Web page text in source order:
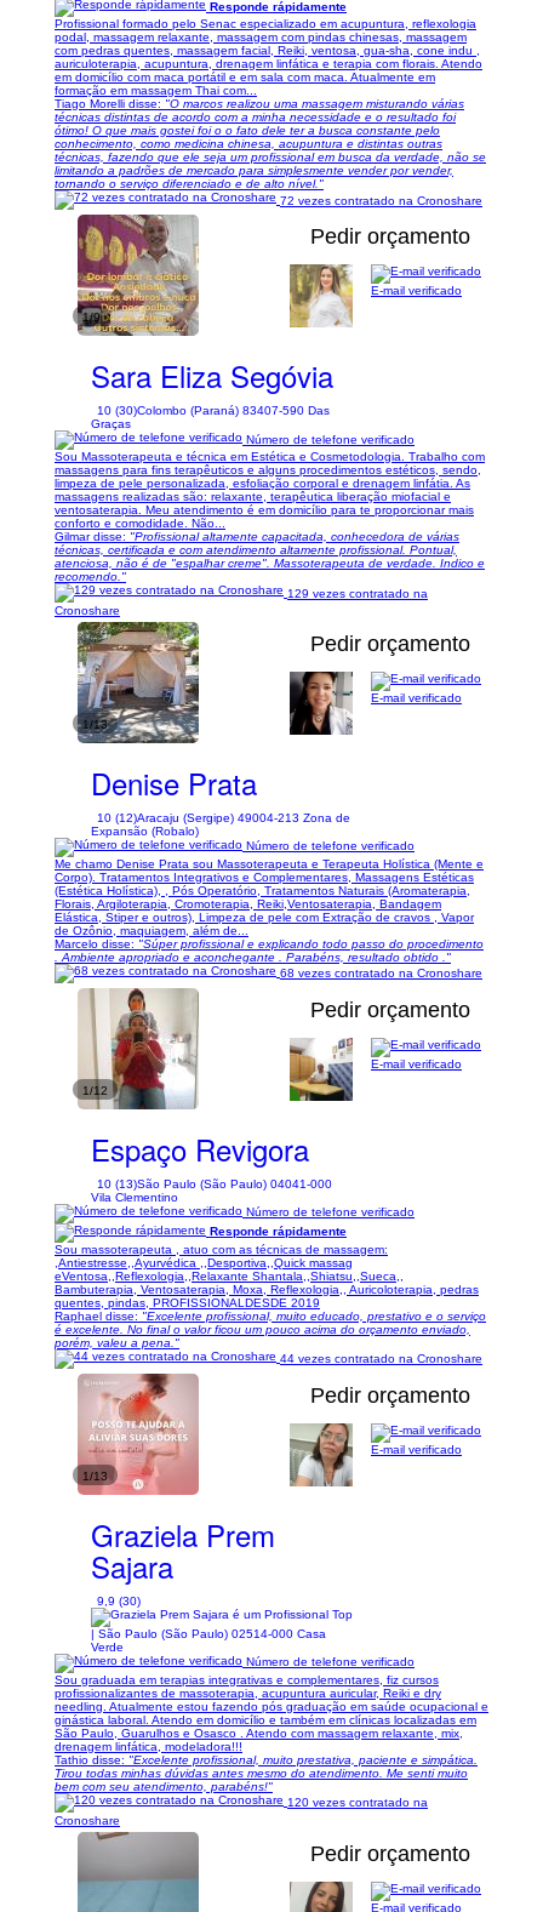
Responde rápidamente
Profissional formado pelo Senac especializado em acupuntura, reflexologia
podal, massagem relaxante, massagem com pindas chinesas, massagem
com pedras quentes, massagem facial, Reiki, ventosa, gua-sha, cone indu ,
auriculoterapia, acupuntura, drenagem linfática e terapia com florais. Atendo
em domicílio com maca portátil e em sala com maca. Atualmente em
formação em massagem Thai com...
Tiago Morelli disse: "O marcos realizou uma massagem misturando várias
técnicas distintas de acordo com a minha necessidade e o resultado foi
ótimo! O que mais gostei foi o o fato dele ter a busca constante pelo
conhecimento, como medicina chinesa, acupuntura e distintas outras
técnicas, fazendo que ele seja um profissional em busca da verdade, não se
limitando a padrões de mercado para simplesmente vender por vender,
tornando o serviço diferenciado e de alto nível."
72 vezes contratado na Cronoshare
1/9
Pedir orçamento
Sara Eliza Segóvia
10 (30)Colombo (Paraná) 83407-590 Das
Graças
E-mail verificado
Número de telefone verificado
Sou Massoterapeuta e técnica em Estética e Cosmetodologia. Trabalho com
massagens para fins terapêuticos e alguns procedimentos estéticos, sendo,
limpeza de pele personalizada, esfoliação corporal e drenagem linfátia. As
massagens realizadas são: relaxante, terapêutica liberação miofacial e
ventosaterapia. Meu atendimento é em domicílio para te proporcionar mais
conforto e comodidade. Não...
Gilmar disse: "Profissional altamente capacitada, conhecedora de várias
técnicas, certificada e com atendimento altamente profissional. Pontual,
atenciosa, não é de "espalhar creme". Massoterapeuta de verdade. Indico e
recomendo."
129 vezes contratado na
Cronoshare
1/13
Pedir orçamento
Denise Prata
10 (12)Aracaju (Sergipe) 49004-213 Zona de
Expansão (Robalo)
E-mail verificado
Número de telefone verificado
Me chamo Denise Prata sou Massoterapeuta e Terapeuta Holística (Mente e
Corpo). Tratamentos Integrativos e Complementares, Massagens Estéticas
(Estética Holística), , Pós Operatório, Tratamentos Naturais (Aromaterapia,
Florais, Argiloterapia, Cromoterapia, Reiki,Ventosaterapia, Bandagem
Elástica, Stiper e outros), Limpeza de pele com Extração de cravos , Vapor
de Ozônio, maquiagem, além de...
Marcelo disse: "Súper profissional e explicando todo passo do procedimento
. Ambiente apropriado e aconchegante . Parabéns, resultado obtido ."
68 vezes contratado na Cronoshare
1/12
Pedir orçamento
Espaço Revigora
10 (13)São Paulo (São Paulo) 04041-000
Vila Clementino
E-mail verificado
Número de telefone verificado
Responde rápidamente
Sou massoterapeuta , atuo com as técnicas de massagem:
,Antiestresse,,Ayurvédica ,,Desportiva,,Quick massag
eVentosa,,Reflexologia,,Relaxante Shantala,,Shiatsu,,Sueca,,
Bambuterapia, Ventosaterapia, Moxa, Reflexologia,, Auricoloterapia, pedras
quentes, pindas, PROFISSIONALDESDE 2019
Raphael disse: "Excelente profissional, muito educado, prestativo e o serviço
é excelente. No final o valor ficou um pouco acima do orçamento enviado,
porém, valeu a pena."
44 vezes contratado na Cronoshare
1/13
Pedir orçamento
Graziela Prem
Sajara
9,9 (30)
| São Paulo (São Paulo) 02514-000 Casa
Verde
E-mail verificado
Número de telefone verificado
Sou graduada em terapias integrativas e complementares, fiz cursos
profissionalizantes de massoterapia, acupuntura auricular, Reiki e dry
needling. Atualmente estou fazendo pós graduação em saúde ocupacional e
ginástica laboral. Atendo em domicílio e também em clínicas localizadas em
São Paulo, Guarulhos e Osasco . Atendo com massagem relaxante, mix,
drenagem linfática, modeladora!!!
Tathio disse: "Excelente profissional, muito prestativa, paciente e simpática.
Tirou todas minhas dúvidas antes mesmo do atendimento. Me senti muito
bem com seu atendimento, parabéns!"
120 vezes contratado na
Cronoshare
Pedir orçamento
E-mail verificado